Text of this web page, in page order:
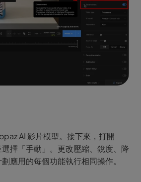
AI 影片模型。接下來，打開
選擇「手動」。更改壓縮、銳度、降
應用的每個功能執行相同操作。